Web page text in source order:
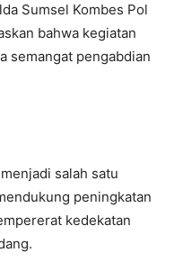
Sumsel Kombes Pol
bahwa kegiatan
semangat pengabdian
salah satu
peningkatan
kedekatan